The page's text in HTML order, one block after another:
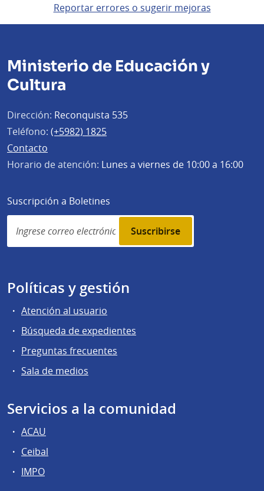
Reportar errores o sugerir mejoras
Ministerio de Educación y
Cultura
Dirección: Reconquista 535
Teléfono: (+5982) 1825
Contacto
Horario de atención: Lunes a viernes de 10:00 a 16:00
Suscripción a Boletines
Simplenews
subscription
Políticas y gestión
Atención al usuario
Búsqueda de expedientes
Preguntas frecuentes
Sala de medios
Servicios a la comunidad
ACAU
Ceibal
IMPO